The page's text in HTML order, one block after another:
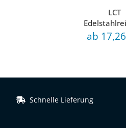
LCT
ab
Schnelle Lieferung